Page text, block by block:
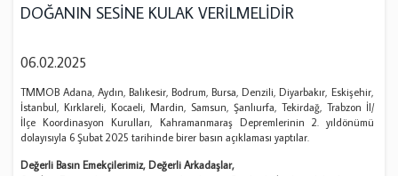
DOĞANIN SESİNE KULAK VERİLMELİDİR
06.02.2025
TMMOB Adana, Aydın, Balıkesir, Bodrum, Bursa, Denzili, Diyarbakır, Eskişehir,
İstanbul, Kırklareli, Kocaeli, Mardin, Samsun, Şanlıurfa, Tekirdağ, Trabzon İl/
İlçe Koordinasyon Kurulları, Kahramanmaraş Depremlerinin 2. yıldönümü
dolayısıyla 6 Şubat 2025 tarihinde birer basın açıklaması yaptılar.
Değerli Basın Emekçilerimiz, Değerli Arkadaşlar,